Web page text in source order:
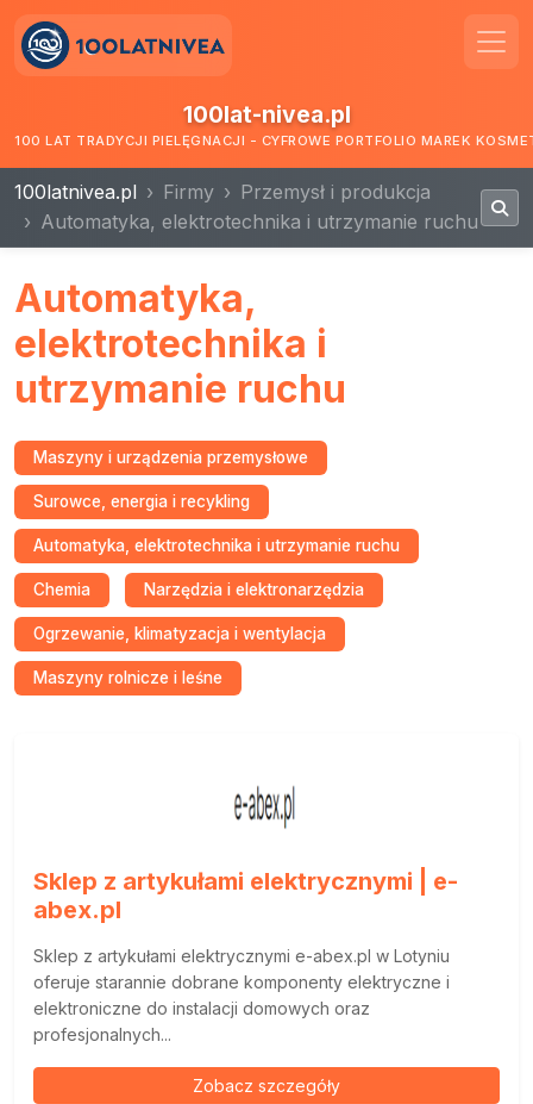
100lat-nivea.pl
100 LAT TRADYCJI PIELĘGNACJI - CYFROWE PORTFOLIO MAREK
100latnivea.pl Firmy
Przemysł i produkcja
Automatyka, elektrotechnika i utrzymanie ruchu
Automatyka,
elektrotechnika i
utrzymanie ruchu
Maszyny i urządzenia przemysłowe
Surowce, energia i recykling
Automatyka, elektrotechnika i utrzymanie ruchu
Chemia Narzędzia i elektronarzędzia
Ogrzewanie, klimatyzacja i wentylacja
Maszyny rolnicze i leśne
Sklep z artykułami elektrycznymi | e-
abex.pl
Sklep z artykułami elektrycznymi e-abex.pl w Lotyniu
oferuje starannie dobrane komponenty elektryczne i
elektroniczne do instalacji domowych oraz
profesjonalnych...
Zobacz szczegóły